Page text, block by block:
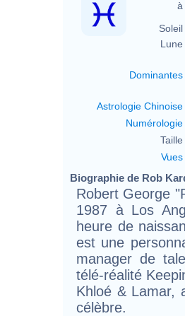
à
Soleil
Lune
Dominantes
Astrologie Chinoise
Numérologie
Taille
Vues
Biographie de Rob
Robert George
1987 à Los
heure de
est une
manager de
télé-réalité
Khloé & Lamar,
célèbre.